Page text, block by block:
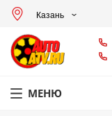
Казань
МЕНЮ